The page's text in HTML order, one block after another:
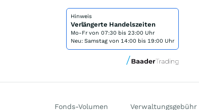
Hinweis
Verlängerte Handelszeiten
Mo-Fr von 07:30 bis 23:00 Uhr
Neu: Samstag von 14:00 bis 19:00 Uhr
Fonds-Volumen Verwaltungsgebühr